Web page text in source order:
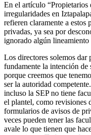
En el artículo “Propietarios
irregularidades en
refieren claramente a estos
privadas, ya sea por
ignorado algún lineamiento
Los directores solemos dar
fundamente la intención de
porque creemos que
ser la autoridad
incluso la SEP no tiene
el plantel, como revisiones
formularios de avisos de
veces pueden tener las
avale lo que tienen que